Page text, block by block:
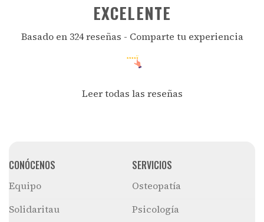
EXCELENTE
Basado en 324 reseñas - Comparte tu experiencia
Leer todas las reseñas
CONÓCENOS
Equipo
Solidaritau
SERVICIOS
Osteopatía
Psicología